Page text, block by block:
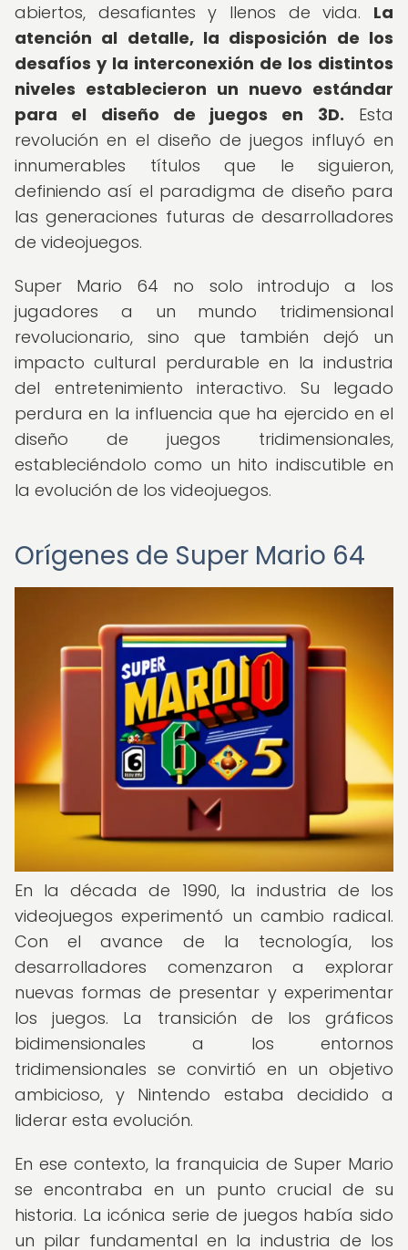
abiertos, desafiantes y llenos de vida. La
atención al detalle, la disposición de los
desafíos y la interconexión de los distintos
niveles establecieron un nuevo estándar
para el diseño de juegos en 3D. Esta
revolución en el diseño de juegos influyó en
innumerables títulos que le siguieron,
definiendo así el paradigma de diseño para
las generaciones futuras de desarrolladores
de videojuegos.
Super Mario 64 no solo introdujo a los
jugadores a un mundo tridimensional
revolucionario, sino que también dejó un
impacto cultural perdurable en la industria
del entretenimiento interactivo. Su legado
perdura en la influencia que ha ejercido en el
diseño de juegos tridimensionales,
estableciéndolo como un hito indiscutible en
la evolución de los videojuegos.
Orígenes de Super Mario 64
En la década de 1990, la industria de los
videojuegos experimentó un cambio radical.
Con el avance de la tecnología, los
desarrolladores comenzaron a explorar
nuevas formas de presentar y experimentar
los juegos. La transición de los gráficos
bidimensionales a los entornos
tridimensionales se convirtió en un objetivo
ambicioso, y Nintendo estaba decidido a
liderar esta evolución.
En ese contexto, la franquicia de Super Mario
se encontraba en un punto crucial de su
historia. La icónica serie de juegos había sido
un pilar fundamental en la industria de los